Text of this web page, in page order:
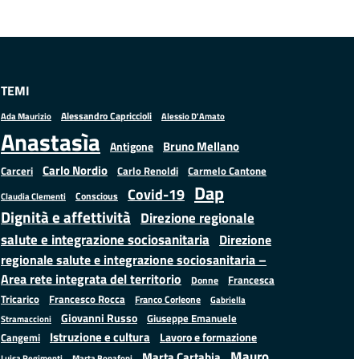
TEMI
Ada Maurizio Alessandro Capriccioli Alessio D'Amato
Anastasìa Antigone Bruno Mellano
Carceri Carlo Nordio Carlo Renoldi Carmelo Cantone
Claudia Clementi Conscious Covid-19 Dap
Dignità e affettività Direzione regionale
salute e integrazione sociosanitaria Direzione
regionale salute e integrazione sociosanitaria –
Area rete integrata del territorio
Donne
Francesca
Tricarico
Francesco Rocca Franco Corleone
Gabriella
Stramaccioni
Giovanni Russo Giuseppe Emanuele
Cangemi
Istruzione e cultura Lavoro e formazione